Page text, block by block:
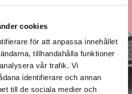
cookies
för att anpassa innehållet
tillhandahålla funktioner
vår trafik. Vi
identifierare och annan
till de sociala medier och